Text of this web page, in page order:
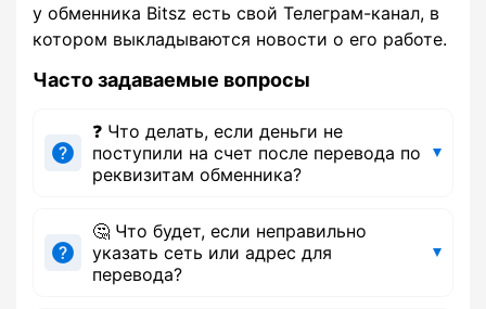
у обменника Bitsz есть свой Телеграм-канал, в
котором выкладываются новости о его работе.
Часто задаваемые вопросы
❓ Что делать, если деньги не
поступили на счет после перевода по
реквизитам обменника?
🤔 Что будет, если неправильно
указать сеть или адрес для
перевода?